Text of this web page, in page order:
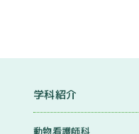
学科紹介
動物看護師科